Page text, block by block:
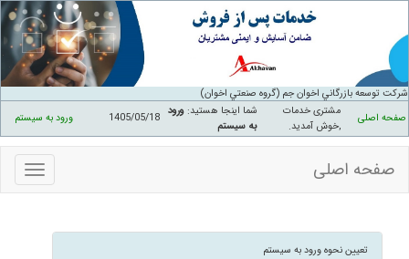
شرکت توسعه بازرگاني اخوان جم (گروه صنعتي اخوان)
صفحه اصلی
مشتری خدمات
,خوش آمدید.
شما اینجا هستید: ورود
به سیستم
1405/05/18 ورود به سیستم
منوهای
سایت
صفحه اصلی
تعیین نحوه ورود به سیستم